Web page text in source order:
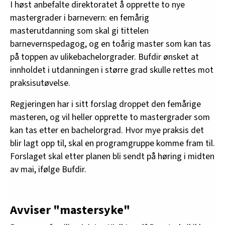
I høst anbefalte direktoratet å opprette to nye
mastergrader i barnevern: en femårig
masterutdanning som skal gi tittelen
barnevernspedagog, og en toårig master som kan tas
på toppen av ulikebachelorgrader. Bufdir ønsket at
innholdet i utdanningen i større grad skulle rettes mot
praksisutøvelse.
Regjeringen har i sitt forslag droppet den femårige
masteren, og vil heller opprette to mastergrader som
kan tas etter en bachelorgrad. Hvor mye praksis det
blir lagt opp til, skal en programgruppe komme fram til.
Forslaget skal etter planen bli sendt på høring i midten
av mai, ifølge Bufdir.
Avviser "mastersyke"